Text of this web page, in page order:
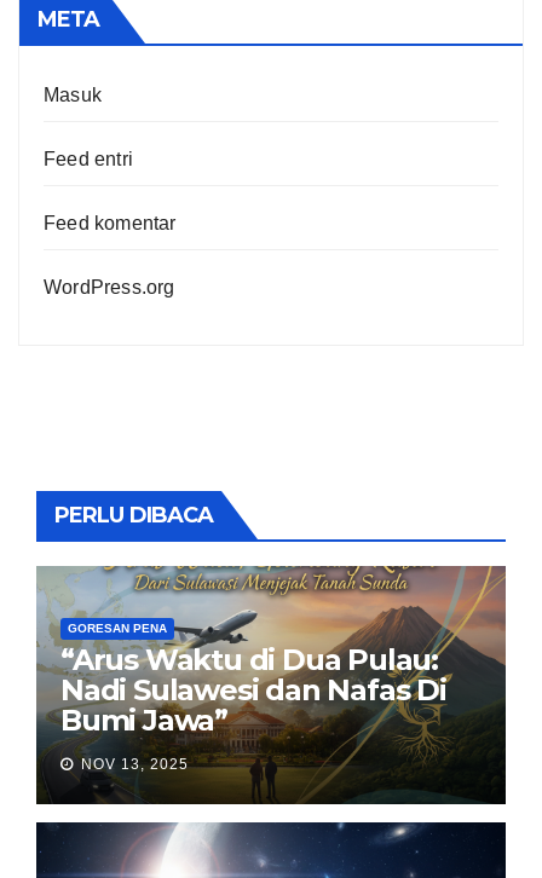
META
Masuk
Feed entri
Feed komentar
WordPress.org
PERLU DIBACA
GORESAN PENA
“Arus Waktu di Dua Pulau:
Nadi Sulawesi dan Nafas Di
Bumi Jawa”
NOV 13, 2025